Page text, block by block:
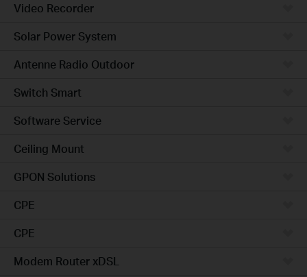
Video Recorder
Solar Power System
Antenne Radio Outdoor
Switch Smart
Software Service
Ceiling Mount
GPON Solutions
CPE
CPE
Modem Router xDSL